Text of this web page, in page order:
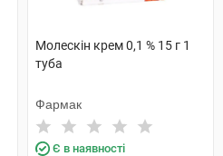
Молескін крем 0,1 % 15 г 1
туба
Фармак
Є в наявності